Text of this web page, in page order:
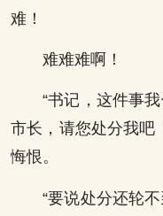
难！
难难难啊！
“书记，这件事
市长，请您处分我吧
悔恨。
“要说处分还轮